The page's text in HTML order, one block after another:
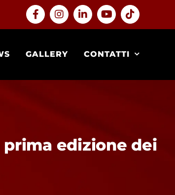
FacebookInstagramLinkedInYouTubeTiktok
GALLERY CONTATTI
edizione dei